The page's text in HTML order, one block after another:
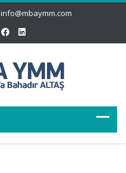
info@mbaymm.com